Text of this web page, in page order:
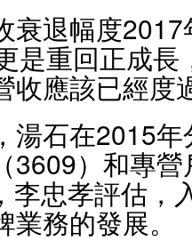
衰退幅度
是重回正成
收應該已經度
湯石在2015
3609）和專
李忠孝評估，
務的發展。